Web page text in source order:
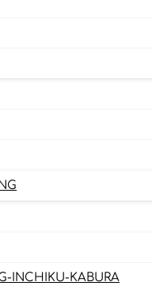
INCHIKU-KABURA